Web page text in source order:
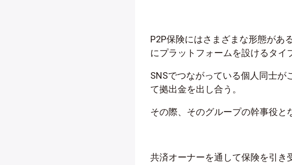
P2P保険にはさまざまな形態があ
にプラットフォームを設けるタイ
SNSでつながっている個人同士が
て拠出金を出し合う。
その際、そのグループの幹事役と
共済オーナーを通して保険を引き